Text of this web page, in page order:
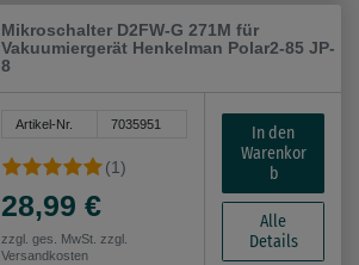
Mikroschalter D2FW-G 271M für
Vakuumiergerät Henkelman Polar2-85 JP-
8
Artikel-Nr. 7035951
(1)
28,99 €
zzgl. ges. MwSt. zzgl.
Versandkosten
In den
Warenkor
b
Alle
Details